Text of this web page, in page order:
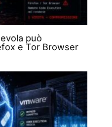
può
e Tor Browser